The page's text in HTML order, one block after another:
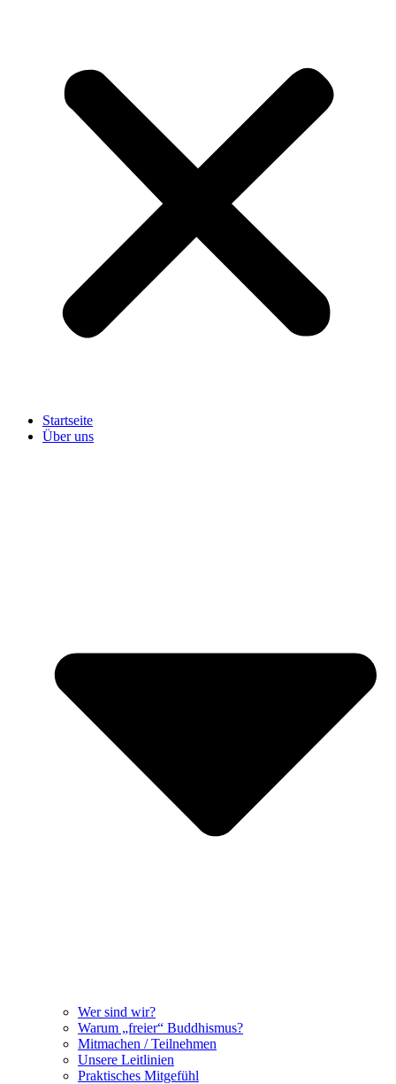
Startseite
Über uns
Wer sind wir?
Warum „freier“ Buddhismus?
Mitmachen / Teilnehmen
Unsere Leitlinien
Praktisches Mitgefühl